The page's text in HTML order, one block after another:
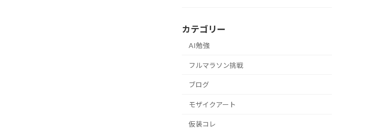
カテゴリー
AI勉強
フルマラソン挑戦
ブログ
モザイクアート
仮装コレ